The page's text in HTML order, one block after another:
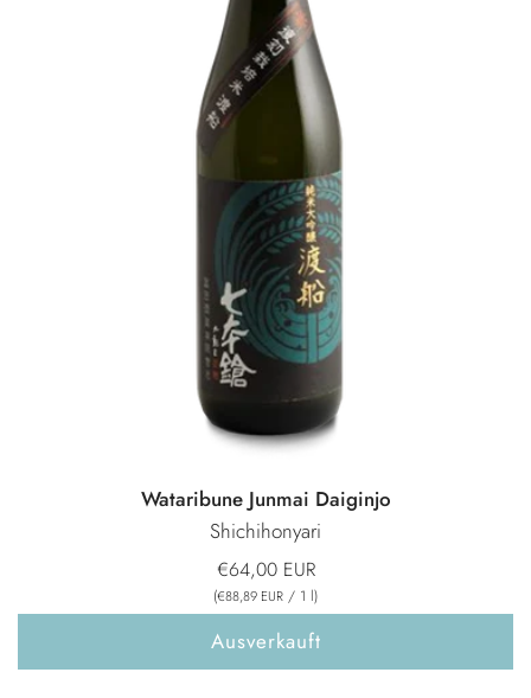
Wataribune Junmai Daiginjo
Shichihonyari
€64,00 EUR
(€88,89 EUR / 1 l)
Ausverkauft